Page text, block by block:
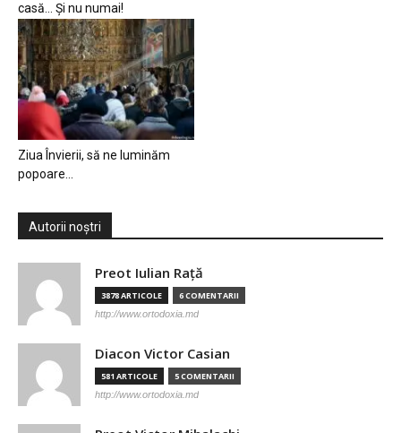
casă… Și nu numai!
Ziua Învierii, să ne luminăm
popoare…
Autorii noștri
Preot Iulian Raţă
3878 ARTICOLE 6 COMENTARII
http://www.ortodoxia.md
Diacon Victor Casian
581 ARTICOLE 5 COMENTARII
http://www.ortodoxia.md